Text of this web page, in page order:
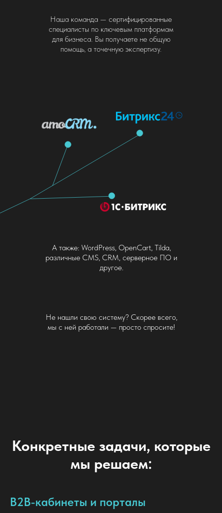
Наша команда — сертифицированные
специалисты по ключевым платформам
для бизнеса. Вы получаете не общую
помощь, а точечную экспертизу.
Не нашли свою систему? Скорее всего,
мы с ней работали — просто спросите!
А также: WordPress, OpenCart, Tilda,
различные CMS, CRM, серверное ПО и
другое.
Конкретные задачи, которые
мы решаем:
B2B-кабинеты и порталы